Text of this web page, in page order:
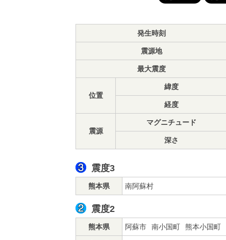
発生時刻
震源地
最大震度
位置
緯度
経度
震源
マグニチュード
深さ
震度3
熊本県 南阿蘇村
震度2
熊本県 阿蘇市 南小国町 熊本小国町